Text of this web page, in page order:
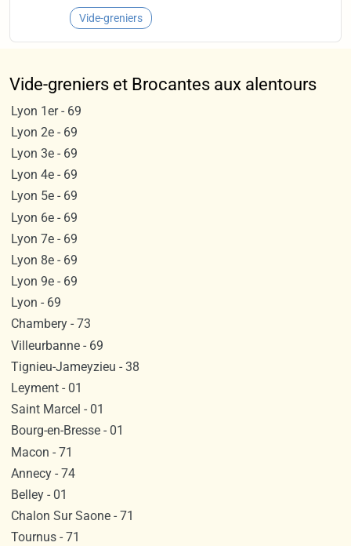
Vide-greniers
Vide-greniers et Brocantes aux alentours
Lyon 1er - 69
Lyon 2e - 69
Lyon 3e - 69
Lyon 4e - 69
Lyon 5e - 69
Lyon 6e - 69
Lyon 7e - 69
Lyon 8e - 69
Lyon 9e - 69
Lyon - 69
Chambery - 73
Villeurbanne - 69
Tignieu-Jameyzieu - 38
Leyment - 01
Saint Marcel - 01
Bourg-en-Bresse - 01
Macon - 71
Annecy - 74
Belley - 01
Chalon Sur Saone - 71
Tournus - 71